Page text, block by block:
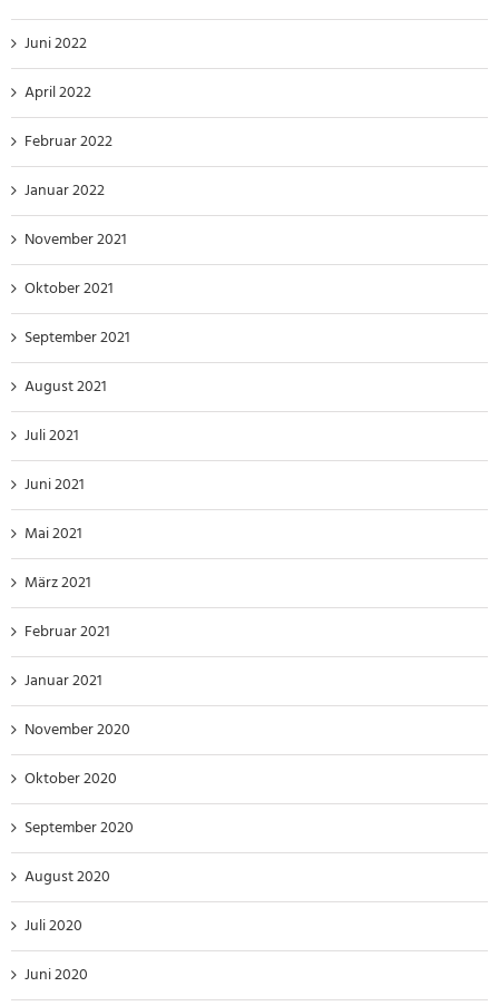
Juni 2022
April 2022
Februar 2022
Januar 2022
November 2021
Oktober 2021
September 2021
August 2021
Juli 2021
Juni 2021
Mai 2021
März 2021
Februar 2021
Januar 2021
November 2020
Oktober 2020
September 2020
August 2020
Juli 2020
Juni 2020